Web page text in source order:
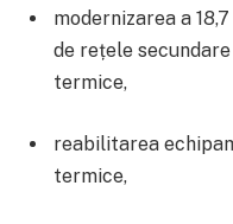
modernizarea a
de rețele
termice,
reabilitarea
termice,